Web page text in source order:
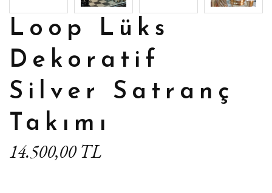
Loop Lüks
Dekoratif
Silver Satranç
Takımı
14.500,00 TL